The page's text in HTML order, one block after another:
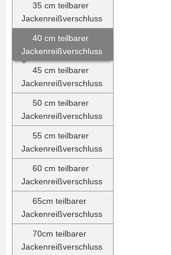
35 cm teilbarer
Jackenreißverschluss
40 cm teilbarer
Jackenreißverschluss
45 cm teilbarer
Jackenreißverschluss
50 cm teilbarer
Jackenreißverschluss
55 cm teilbarer
Jackenreißverschluss
60 cm teilbarer
Jackenreißverschluss
65cm teilbarer
Jackenreißverschluss
70cm teilbarer
Jackenreißverschluss